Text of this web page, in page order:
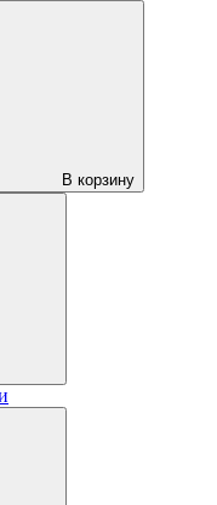
В корзину